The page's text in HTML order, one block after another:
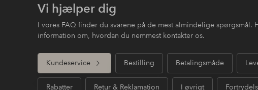
Vi hjælper dig
I vores FAQ finder du svarene på de mest almindelige spørgsmål.
information om, hvordan du nemmest kontakter os.
Kundeservice Bestilling Betalingsmåde
Rabatter Retur & Reklamation I øvrigt